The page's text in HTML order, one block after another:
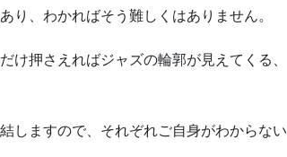
り、わかればそう難しくはありません。
け押さえればジャズの輪郭が見えてくる、
しますので、それぞれご自身がわからない